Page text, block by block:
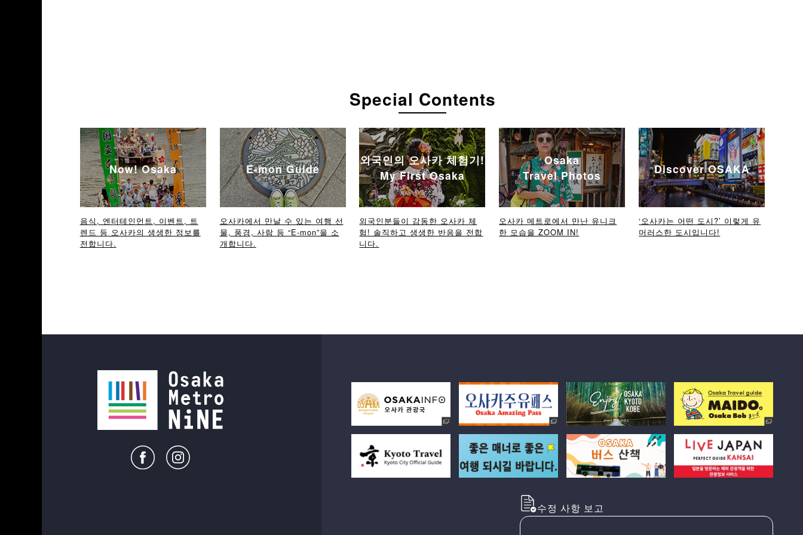
Special Contents
Now! Osaka
음식, 엔터테인먼트, 이벤트, 트
렌드 등 오사카의 생생한 정보를
전합니다.
E-mon Guide
오사카에서 만날 수 있는 여행 선
물, 풍경, 사람 등 “E-mon”을 소
개합니다.
외국인의 오사카 체험기!
My First Osaka
외국인분들이 감동한 오사카 체
험! 솔직하고 생생한 반응을 전합
니다.
Osaka
Travel Photos
오사카 메트로에서 만난 유니크
한 모습을 ZOOM IN!
Discover OSAKA
‘오사카는 어떤 도시?’ 이렇게 유
머러스한 도시입니다!
수정 사항 보고